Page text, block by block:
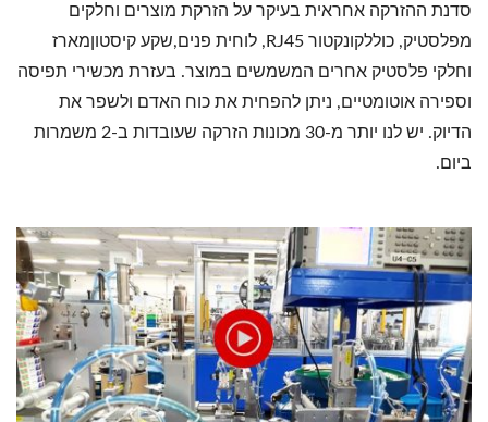
סדנת ההזרקה אחראית בעיקר על הזרקת מוצרים וחלקים
מפלסטיק, כוללקונקטור RJ45, לוחית פנים,שקע קיסטוןמארז
וחלקי פלסטיק אחרים המשמשים במוצר. בעזרת מכשירי תפיסה
וספירה אוטומטיים, ניתן להפחית את כוח האדם ולשפר את
הדיוק. יש לנו יותר מ-30 מכונות הזרקה שעובדות ב-2 משמרות
ביום.